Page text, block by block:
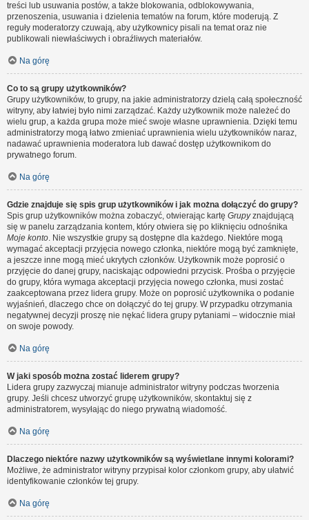
treści lub usuwania postów, a także blokowania, odblokowywania,
przenoszenia, usuwania i dzielenia tematów na forum, które moderują. Z
reguły moderatorzy czuwają, aby użytkownicy pisali na temat oraz nie
publikowali niewłaściwych i obraźliwych materiałów.
Na górę
Co to są grupy użytkowników?
Grupy użytkowników, to grupy, na jakie administratorzy dzielą całą społeczność
witryny, aby łatwiej było nimi zarządzać. Każdy użytkownik może należeć do
wielu grup, a każda grupa może mieć swoje własne uprawnienia. Dzięki temu
administratorzy mogą łatwo zmieniać uprawnienia wielu użytkowników naraz,
nadawać uprawnienia moderatora lub dawać dostęp użytkownikom do
prywatnego forum.
Na górę
Gdzie znajduje się spis grup użytkowników i jak można dołączyć do grupy?
Spis grup użytkowników można zobaczyć, otwierając kartę Grupyznajdującą
się w panelu zarządzania kontem, który otwiera się po kliknięciu odnośnika
Moje konto. Nie wszystkie grupy są dostępne dla każdego. Niektóre mogą
wymagać akceptacji przyjęcia nowego członka, niektóre mogą być zamknięte,
a jeszcze inne mogą mieć ukrytych członków. Użytkownik może poprosić o
przyjęcie do danej grupy, naciskając odpowiedni przycisk. Prośba o przyjęcie
do grupy, która wymaga akceptacji przyjęcia nowego członka, musi zostać
zaakceptowana przez lidera grupy. Może on poprosić użytkownika o podanie
wyjaśnień, dlaczego chce on dołączyć do tej grupy. W przypadku otrzymania
negatywnej decyzji proszę nie nękać lidera grupy pytaniami – widocznie miał
on swoje powody.
Na górę
W jaki sposób można zostać liderem grupy?
Lidera grupy zazwyczaj mianuje administrator witryny podczas tworzenia
grupy. Jeśli chcesz utworzyć grupę użytkowników, skontaktuj się z
administratorem, wysyłając do niego prywatną wiadomość.
Na górę
Dlaczego niektóre nazwy użytkowników są wyświetlane innymi kolorami?
Możliwe, że administrator witryny przypisał kolor członkom grupy, aby ułatwić
identyfikowanie członków tej grupy.
Na górę